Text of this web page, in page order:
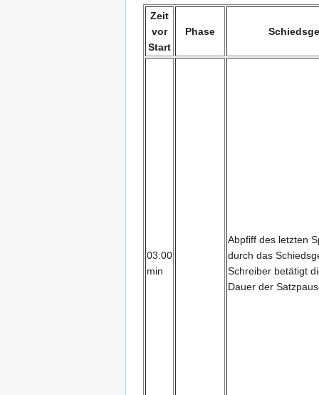
Zeit
vor
Start
Phase
03:00
min
Abpfiff des letzten
durch das
Schreiber betätigt
Dauer der